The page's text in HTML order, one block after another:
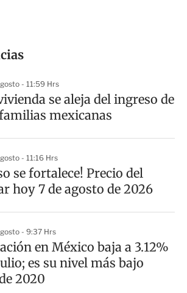
- 11:59 Hrs
se aleja del ingreso de
mexicanas
- 11:16 Hrs
se fortalece! Precio del
hoy 7 de agosto de 2026
- 9:37 Hrs
en México baja a 3.12%
es su nivel más bajo
2020